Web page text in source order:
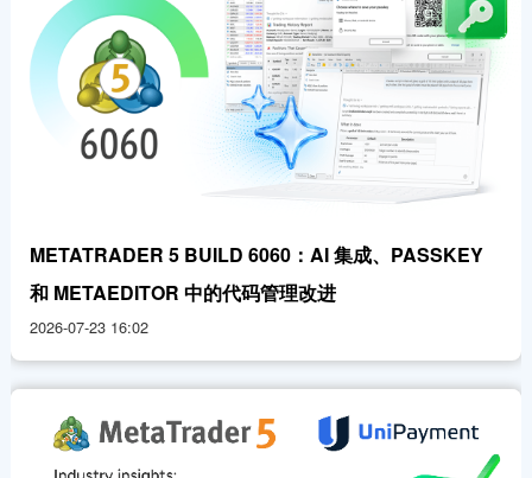
METATRADER 5 BUILD 6060：AI 集成、PASSKEY
和 METAEDITOR 中的代码管理改进
2026-07-23 16:02